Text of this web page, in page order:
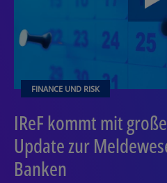
FINANCE UND RISK
IReF kommt mit
Update zur
Banken